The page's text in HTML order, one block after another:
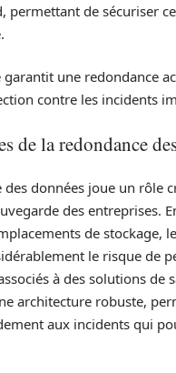
permettant de sécuriser
garantit une redondance
contre les incidents
de la redondance
des données joue un rôle
des entreprises.
de stockage,
le risque de
à des solutions de
architecture robuste,
aux incidents qui